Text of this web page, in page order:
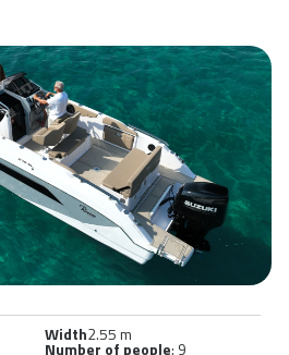
Width2.55 m
Number of people: 9